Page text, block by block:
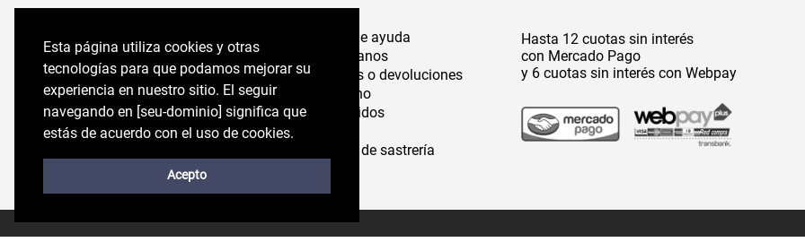
Esta página utiliza cookies y otras
tecnologías para que podamos mejorar su
experiencia en nuestro sitio. El seguir
navegando en perryellis.cl significa que estás
de acuerdo con el uso de cookies.
Acepto
Esta página utiliza cookies y otras
tecnologías para que podamos mejorar su
experiencia en nuestro sitio. El seguir
navegando en [seu-dominio] significa que
estás de acuerdo con el uso de cookies.
Acepto
Comercializadora de Vestuario S.A
96.554.710-K
Felix de Amesti 218,
Las Condes, Santiago,
Chile
Centro de ayuda
Contáctanos
Cambios o devoluciones
Despacho
Mis pedidos
Servicio de sastrería
Hasta 12 cuotas sin interés
con Mercado Pago
y 6 cuotas sin interés con Webpay